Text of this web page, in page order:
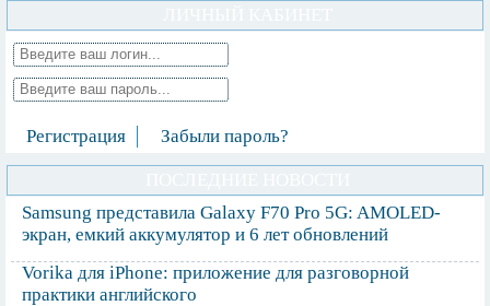
Регистрация Забыли пароль?
Samsung представила Galaxy F70 Pro 5G: AMOLED-
экран, емкий аккумулятор и 6 лет обновлений
Vorika для iPhone: приложение для разговорной
практики английского